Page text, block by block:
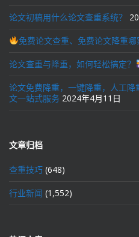
论文初稿用什么论文查重系统？
免费论文查重、免费论文降重哪
论文查重与降重，如何轻松搞定？
论文免费降重，一键降重，人工
文一站式服务 2024年4月11日
文章归档
查重技巧 (648)
行业新闻 (1,552)